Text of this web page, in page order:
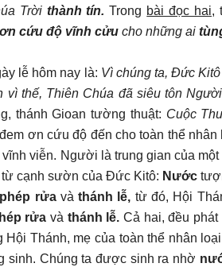
Trời thành tín. Trong bài đọc hai,
cứu độ vĩnh cửu cho những ai
lễ hôm nay là: Vì chúng ta, Đức
thế, Thiên Chúa đã siêu tôn
, thánh Gioan tường thuật: Cuộc
ơn cứu độ đến cho toàn thể
viễn. Người là trung gian của
từ cạnh sườn của Đức Kitô: Nước
phép rửavàthánh lễ, từ đó, Hội
rửa và thánh lễ. Cả hai, đều
Thánh, mẹ của toàn thể nhân
sinh. Chúng ta được sinh ra nhờ